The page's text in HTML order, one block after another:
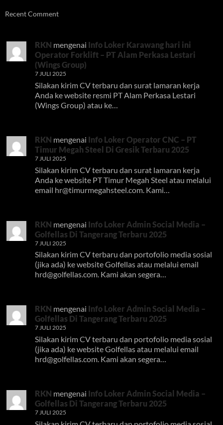
Recent Comment
RKN mengenai Info Loker Karawang hari ini
Operator Forklift – PT Alam Perkasa Lestari
(Wings Group)
7 JULI 2025
Silakan kirim CV terbaru dan surat lamaran kerja
Anda ke website resmi PT Alam Perkasa Lestari
(Wings Group) atau ke…
RKN mengenai Info Loker Operator CNC – PT
Timur Megah Steel Di Gresik Terbaru 2025
7 JULI 2025
Silakan kirim CV terbaru dan surat lamaran kerja
Anda ke website PT Timur Megah Steel atau melalui
email hr@timurmegahsteel.com . Kami…
RKN mengenai Info Loker Admin Social Media –
Golfellas Di Tangerang Terbaru 2025
7 JULI 2025
Silakan kirim CV terbaru dan portofolio media sosial
(jika ada) ke website Golfellas atau melalui email
hrd@golfellas.com. Kami akan segera…
RKN mengenai Info Loker Admin Social Media –
Golfellas Di Tangerang Terbaru 2025
7 JULI 2025
Silakan kirim CV terbaru dan portofolio media sosial
(jika ada) ke website Golfellas atau melalui email
hrd@golfellas.com. Kami akan segera…
RKN mengenai Info Loker Admin Social Media –
Golfellas Di Tangerang Terbaru 2025
7 JULI 2025